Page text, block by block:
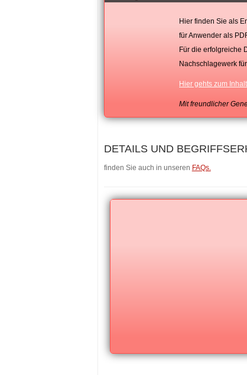
Hier finden Sie als
für Anwender als
Für die erfolgreiche
Nachschlagewerk
Hier gehts zum
Mit freundlicher
DETAILS UND
finden Sie auch in unseren FAQs.